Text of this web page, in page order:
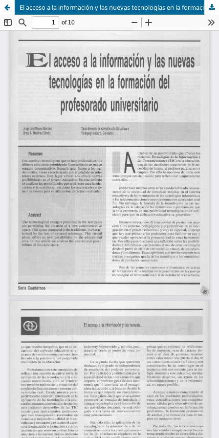
El acceso a la información y las nuevas tecnologías en la formación del profesorado universitario